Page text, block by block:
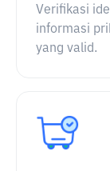
Verifikasi
informasi
yang valid.